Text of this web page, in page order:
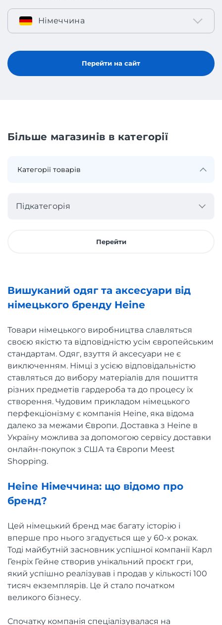
Німеччина
Перейти на сайт
Більше магазинів в категорії
Підкатегорія
Перейти
Вишуканий одяг та аксесуари від
німецького бренду Heine
Товари німецького виробництва славляться
своєю якістю та відповідністю усім європейським
стандартам. Одяг, взуття й аксесуари не є
виключенням. Німці з усією відповідальністю
ставляться до вибору матеріалів для пошиття
різних предметів гардероба та до процесу їх
створення. Чудовим прикладом німецького
перфекціонізму є компанія Heine, яка відома
далеко за межами Європи. Доставка з Heine в
Україну можлива за допомогою сервісу доставки
онлайн-покупок з США та Європи Meest
Shopping.
Heine Німеччина: що відомо про
бренд?
Цей німецький бренд має багату історію і
вперше про нього згадується ще у 60-х роках.
Тоді майбутній засновник успішної компанії Карл
Генріх Гейне створив унікальний проєкт гри,
який успішно реалізував і продав у кількості 100
тисяч екземплярів. Це й стало початком
великого бізнесу.
Спочатку компанія спеціалізувалася на